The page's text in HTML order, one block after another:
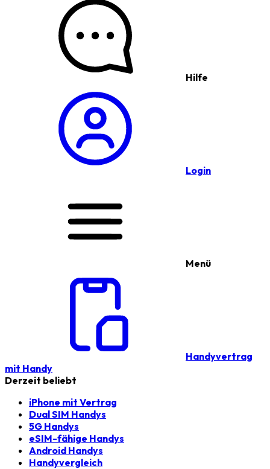
Hilfe
Login
Menü
Handyvertrag
mit Handy
Derzeit beliebt
iPhone mit Vertrag
Dual SIM Handys
5G Handys
eSIM-fähige Handys
Android Handys
Handyvergleich